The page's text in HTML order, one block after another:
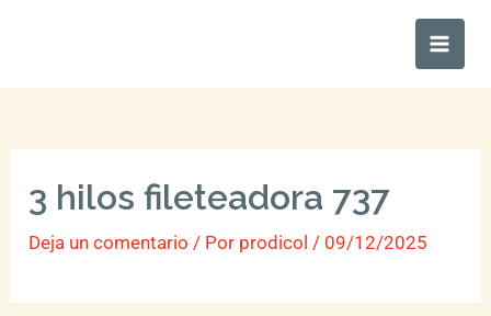
Main
3 hilos fileteadora 737
Deja un comentario / Por prodicol/ 09/12/2025